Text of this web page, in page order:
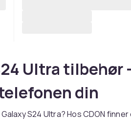
Ultra tilbehør
din
S24 Ultra? Hos CDON finner